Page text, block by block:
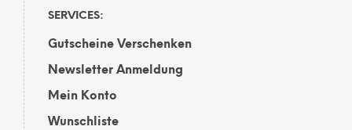
SERVICES:
Gutscheine Verschenken
Newsletter Anmeldung
Mein Konto
Wunschliste